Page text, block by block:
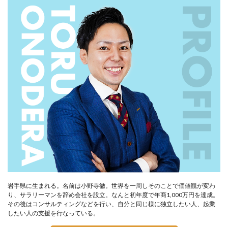
岩手県に生まれる。名前は小野寺徹。世界を一周しそのことで価値観が変わ
り、サラリーマンを辞め会社を設立。なんと初年度で年商1,000万円を達成。
その後はコンサルティングなどを行い、自分と同じ様に独立したい人、起業
したい人の支援を行なっている。